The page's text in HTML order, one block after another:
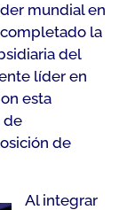
mundial en
la
del
líder en
esta
de
de
Al integrar